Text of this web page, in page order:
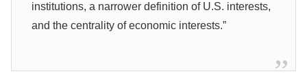
institutions, a narrower definition of U.S. interests,
and the centrality of economic interests.”